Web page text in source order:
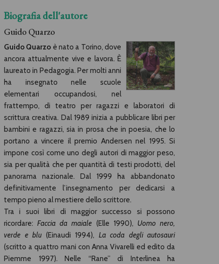
Biografia dell'autore
Guido Quarzo
Guido Quarzo è nato a Torino, dove
ancora attualmente vive e lavora. È
laureato in Pedagogia. Per molti anni
ha insegnato nelle scuole
elementari occupandosi, nel
frattempo, di teatro per ragazzi e laboratori di
scrittura creativa. Dal 1989 inizia a pubblicare libri per
bambini e ragazzi, sia in prosa che in poesia, che lo
portano a vincere il premio Andersen nel 1995. Si
impone così come uno degli autori di maggior peso,
sia per qualità che per quantità di testi prodotti, del
panorama nazionale. Dal 1999 ha abbandonato
definitivamente l’insegnamento per dedicarsi a
tempo pieno al mestiere dello scrittore.
Tra i suoi libri di maggior successo si possono
ricordare:Faccia da maiale (Elle 1990), Uomo nero,
verde e blu (Einaudi 1994), La coda degli autosauri
(scritto a quattro mani con Anna Vivarelli ed edito da
Piemme 1997). Nelle “Rane” di Interlinea ha